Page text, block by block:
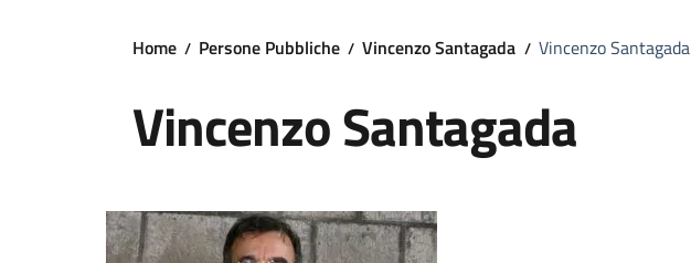
Home Persone Pubbliche Vincenzo Santagada Vincenzo Santagada
Vincenzo Santagada